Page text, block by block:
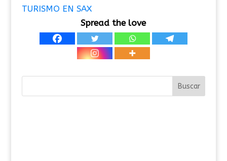
TURISMO EN SAX
Spread the love